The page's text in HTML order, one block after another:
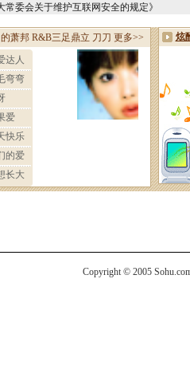
常委会关于维护互联网安全的规定》
Copyright © 2005